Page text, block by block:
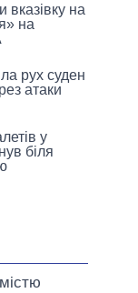
вказівку на
на
рух суден
атаки
у
біля